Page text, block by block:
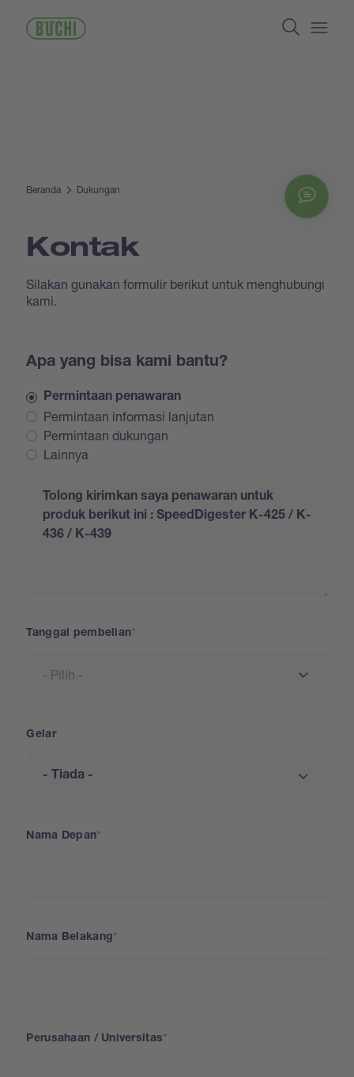
Search
Beranda Dukungan
Kontak
Silakan gunakan formulir berikut untuk menghubungi
kami.
Apa yang bisa kami bantu?
Permintaan penawaran
Permintaan informasi lanjutan
Permintaan dukungan
Lainnya
Tanggal pembelian
Gelar
Nama Depan
Nama Belakang
Perusahaan / Universitas